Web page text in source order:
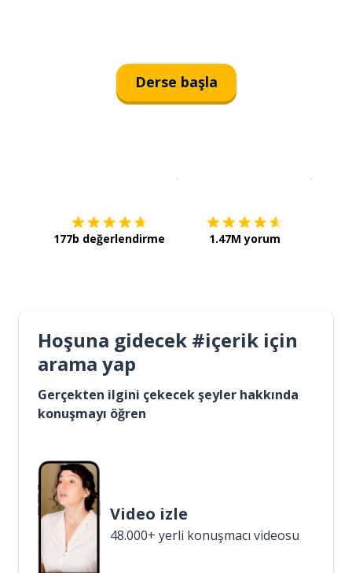
Derse başla
177b değerlendirme 1.47M yorum
Hoşuna gidecek #içerik için
arama yap
Gerçekten ilgini çekecek şeyler hakkında
konuşmayı öğren
Video izle
48.000+ yerli konuşmacı videosu